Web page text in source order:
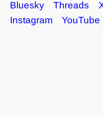
Bluesky
Threads
Instagram
YouTube